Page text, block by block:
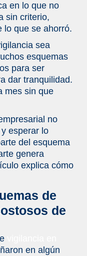
con
seguridad
medir el
en la
ajustar su
de vigilancia
guarda de
monitoreo
un costo real
en lo que no
sin criterio,
lo que se ahorró.
sea
esquemas
para ser
dar tranquilidad.
mes sin que
no
esperar lo
del esquema
genera
explica cómo
de
de
en algún